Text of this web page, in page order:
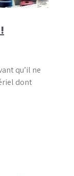
qu’il ne
dont